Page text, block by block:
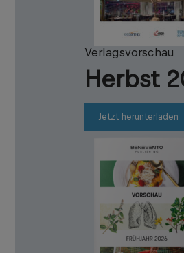
Verlagsvorschau
Herbst
Jetzt herunterladen